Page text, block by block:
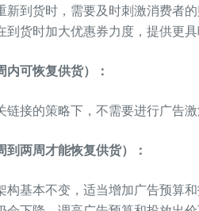
新到货时，需要及时刺激消费者
到货时加大优惠券力度，提供更
内可恢复供货）：
链接的策略下，不需要进行广告
到两周才能恢复供货）：
构基本不变，适当增加广告预算